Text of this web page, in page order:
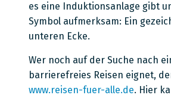
es eine Induktionsanlage gibt
Symbol aufmerksam: Ein
unteren Ecke.
Wer noch auf der Suche nach
barrierefreies Reisen eignet,
www.reisen-fuer-alle.de. Hier